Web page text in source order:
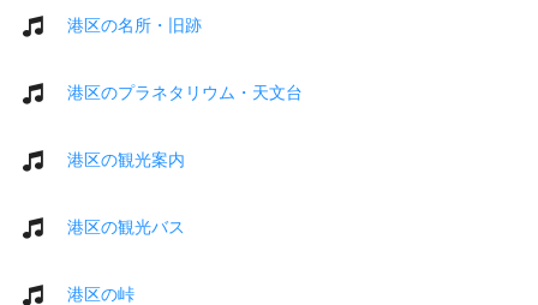
港区の名所・旧跡
港区のプラネタリウム・天文台
港区の観光案内
港区の観光バス
港区の峠